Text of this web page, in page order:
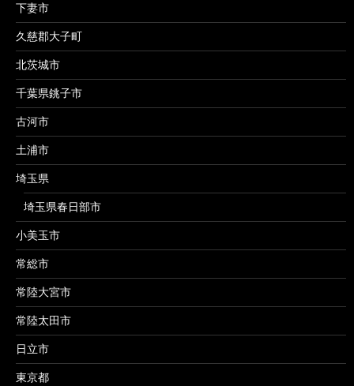
下妻市
久慈郡大子町
北茨城市
千葉県銚子市
古河市
土浦市
埼玉県
埼玉県春日部市
小美玉市
常総市
常陸大宮市
常陸太田市
日立市
東京都